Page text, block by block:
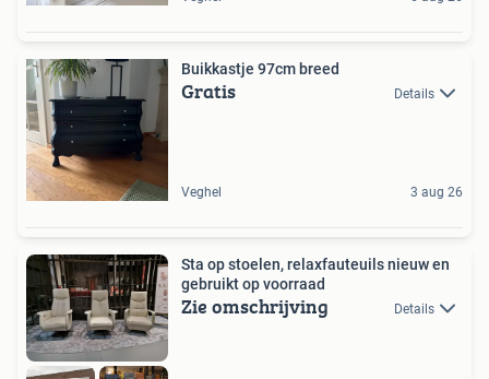
Buikkastje 97cm breed
Gratis Details
Veghel 3 aug 26
Sta op stoelen, relaxfauteuils nieuw en
gebruikt op voorraad
Zie omschrijving Details